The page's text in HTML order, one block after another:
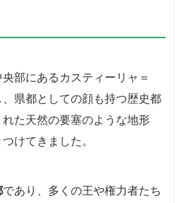
部にあるカスティーリャ＝
県都としての顔も持つ歴史都
た天然の要塞のような地形
けてきました。
であり、多くの王や権力者たち